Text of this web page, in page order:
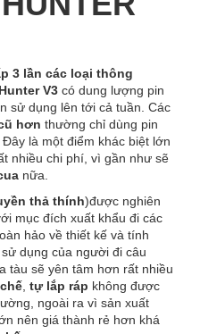
3 lần các loại thông
V3 có dung lượng pin
sử dụng lên tới cả tuần. Các
hơn thường chỉ dùng pin
Đây là một điểm khác biệt lớn
nhiều chi phí, vì gần như sẽ
nữa.
thả thính)được nghiên
mục đích xuất khẩu đi các
hảo về thiết kế và tính
dụng của người đi câu
tàu sẽ yên tâm hơn rất nhiều
tự lắp ráp không được
ngoài ra vì sản xuất
nên giá thành rẻ hơn khá